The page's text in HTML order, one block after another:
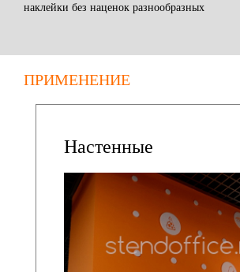
наклейки без наценок разнообразных
ПРИМЕНЕНИЕ
Настенные